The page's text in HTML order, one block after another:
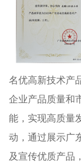
名优高新技术产
企业产品质量和
能，实现高质量
动，通过展示广
及宣传优质产品